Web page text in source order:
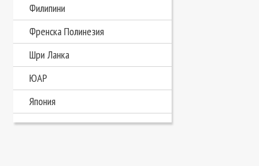
Филипини
Френска Полинезия
Шри Ланка
ЮАР
Япония